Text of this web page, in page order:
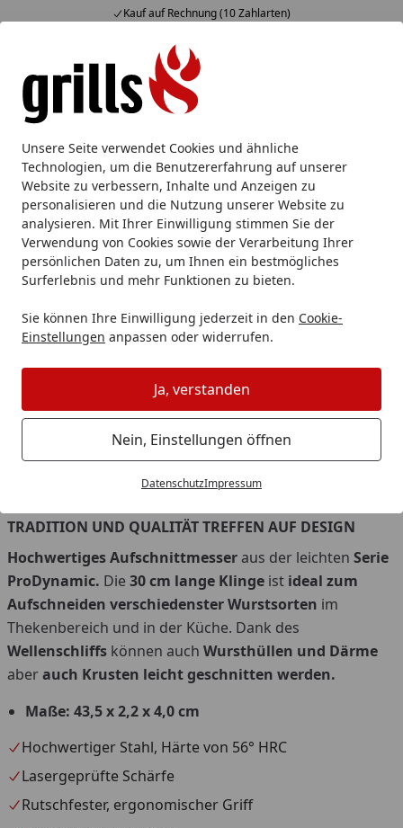
Unsere Seite verwendet Cookies und ähnliche
Technologien, um die Benutzererfahrung auf unserer
Website zu verbessern, Inhalte und Anzeigen zu
personalisieren und die Nutzung unserer Website zu
analysieren. Mit Ihrer Einwilligung stimmen Sie der
Verwendung von Cookies sowie der Verarbeitung Ihrer
persönlichen Daten zu, um Ihnen ein bestmögliches
Surferlebnis und mehr Funktionen zu bieten.
Sie können Ihre Einwilligung jederzeit in den Cookie-
Einstellungen anpassen oder widerrufen.
Ja, verstanden
Nein, Einstellungen öffnen
DatenschutzImpressum
Kauf auf Rechnung (10 Zahlarten)
Alle Produkte
Mein Konto
Suchen
Startseite
Messer Kochmesser Spezialmesser
DICK Aufschnittmesser
PRODYNAMIC 30 cm weiß
Vorheriges Bild anzeigen
Artikelnummer: 85037302-05
TRADITION UND QUALITÄT TREFFEN AUF DESIGN
Hochwertiges Aufschnittmesseraus der leichten Serie
ProDynamic. Die30 cm lange Klinge ist ideal zum
Aufschneiden verschiedenster Wurstsorten im
Thekenbereich und in der Küche. Dank des
Wellenschliffs können auch Wursthüllen und Därme
aberauch Krusten leicht geschnitten werden.
Maße: 43,5 x 2,2 x 4,0 cm
Hochwertiger Stahl, Härte von 56° HRC
Lasergeprüfte Schärfe
Rutschfester, ergonomischer Griff